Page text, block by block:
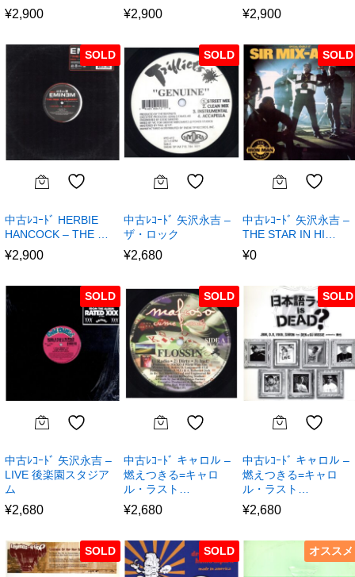
¥2,900 ¥2,900 ¥2,900
SOLD
中古ﾚｺｰﾄﾞ HERBIE
HANCOCK – THE …
¥2,900
SOLD
中古ﾚｺｰﾄﾞ 矢沢永吉 –
ザ・ロック
¥2,680
SOLD
中古ﾚｺｰﾄﾞ 矢沢永吉 –
THE STAR IN HI…
¥0
SOLD
中古ﾚｺｰﾄﾞ 矢沢永吉 –
LIVE 後楽園スタジア
ム
¥2,680
SOLD
中古ﾚｺｰﾄﾞ キャロル –
燃えつきる=キャロ
ル・ラスト…
¥2,680
SOLD
中古ﾚｺｰﾄﾞ キャロル –
燃えつきる=キャロ
ル・ラスト…
¥2,680
SOLD SOLD オススメ